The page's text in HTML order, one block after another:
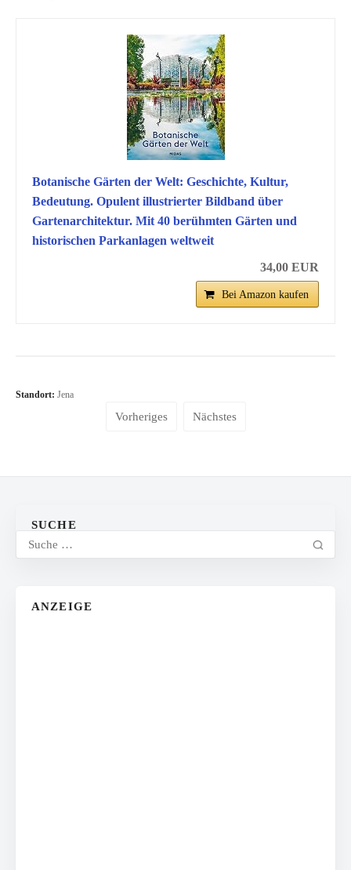
Botanische Gärten der Welt: Geschichte, Kultur,
Bedeutung. Opulent illustrierter Bildband über
Gartenarchitektur. Mit 40 berühmten Gärten und
historischen Parkanlagen weltweit
34,00 EUR
Bei Amazon kaufen
Standort: Jena
Vorheriges Nächstes
SUCHE
ANZEIGE